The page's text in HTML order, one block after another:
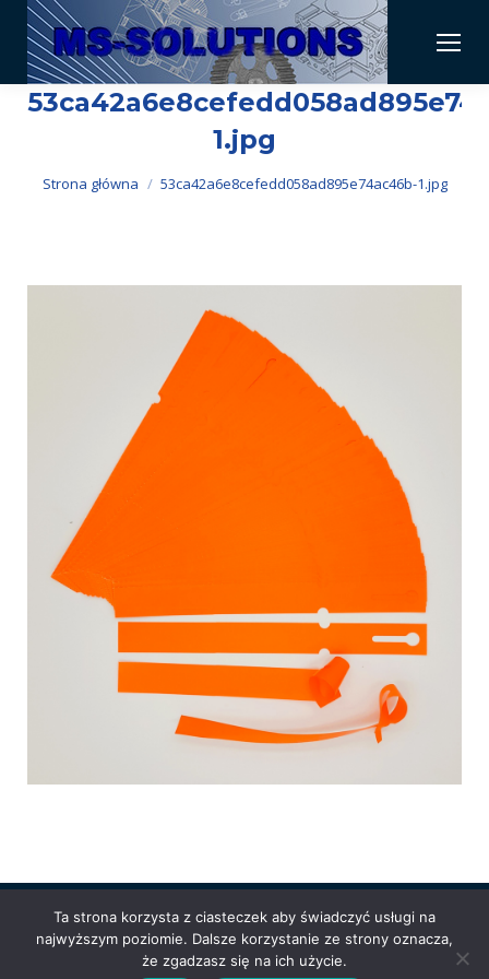
1.jpg
Jesteś tutaj:
Strona główna 53ca42a6e8cefedd058ad895e74ac46b-1.jpg
Powered byAnetpol.pl| © MS-Solutions 2025
Logowanie / rejestracja
Polityka prywatności
Ta strona korzysta z ciasteczek aby świadczyć usługi na
najwyższym poziomie. Dalsze korzystanie ze strony oznacza,
że zgadzasz się na ich użycie.